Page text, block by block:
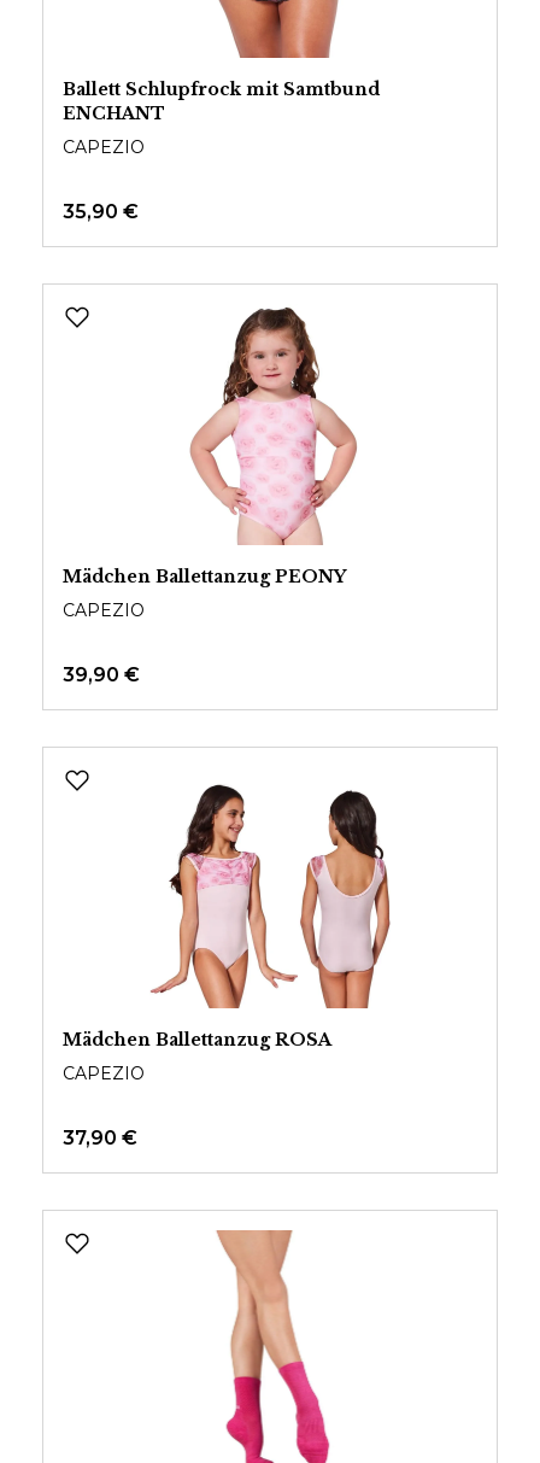
Ballett Schlupfrock mit Samtbund
ENCHANT
CAPEZIO
35,90 €
Mädchen Ballettanzug PEONY
CAPEZIO
39,90 €
Mädchen Ballettanzug ROSA
CAPEZIO
37,90 €